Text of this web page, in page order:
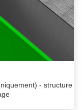
- structure